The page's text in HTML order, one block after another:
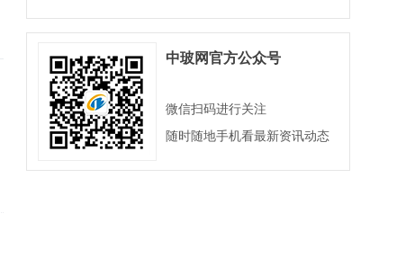
2026.5.23）
中玻网官方公众号
微信扫码进行关注
随时随地手机看最新资讯动态